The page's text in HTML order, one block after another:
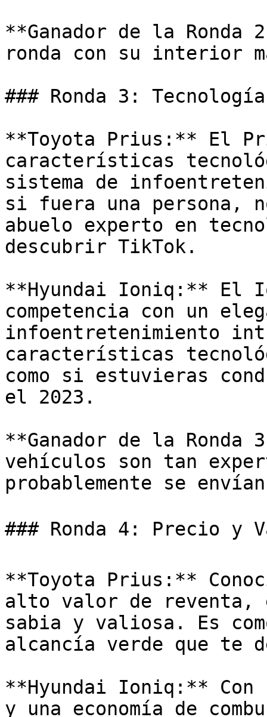
**Ganador de la
ronda con su interior
### Ronda 3:
**Toyota Prius:** El
características
sistema de
si fuera una persona,
abuelo experto en
descubrir TikTok.
**Hyundai Ioniq:** El
competencia con un
infoentretenimiento
características
como si estuvieras
el 2023.
**Ganador de la Ronda
vehículos son tan
probablemente se
### Ronda 4: Precio y
**Toyota Prius:**
alto valor de reventa,
sabia y valiosa. Es
alcancía verde que te
**Hyundai Ioniq:**
y una economía de